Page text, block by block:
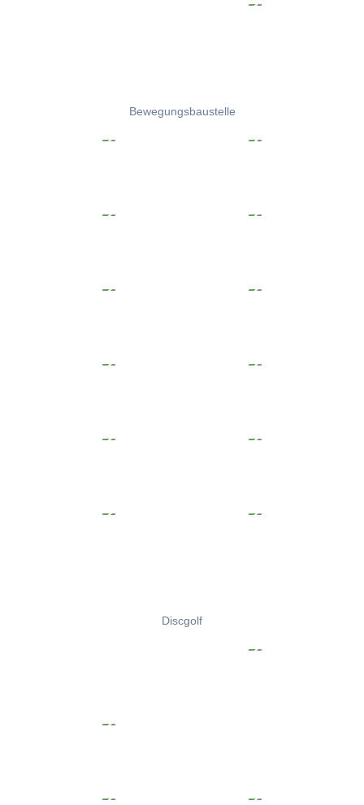
Bewegungsbaustelle
Discgolf